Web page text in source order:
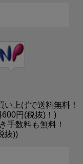
上げで送料無料！
円(税抜)！)
手数料も無料！
抜))